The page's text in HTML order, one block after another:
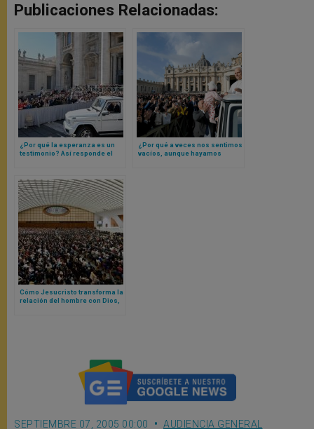
Publicaciones Relacionadas:
¿Por qué la esperanza es un
testimonio? Así responde el
¿Por qué a veces nos sentimos
vacíos, aunque hayamos
Cómo Jesucristo transforma la
relación del hombre con Dios,
SEPTIEMBRE 07, 2005 00:00 AUDIENCIA GENERAL